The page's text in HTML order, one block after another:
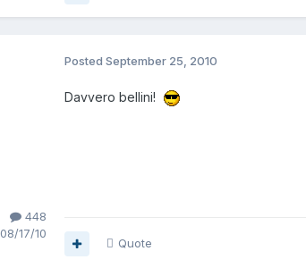
448
08/17/10
Posted September 25, 2010
Davvero bellini!
Quote